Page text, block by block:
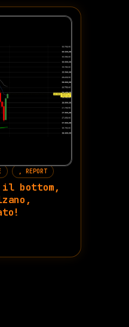
REPORT
il bottom,